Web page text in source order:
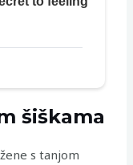
šiškama
s tanjom